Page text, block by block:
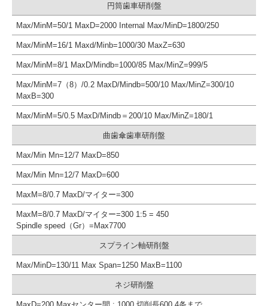
円筒歯車研削盤
Max/MinM=50/1 MaxD=2000 Internal Max/MinD=1800/250
Max/MinM=16/1 Maxd/Minb=1000/30 MaxZ=630
Max/MinM=8/1 MaxD/Mindb=1000/85 Max/MinZ=999/5
Max/MinM=7（8）/0.2 MaxD/Mindb=500/10 Max/MinZ=300/10
MaxB=300
Max/MinM=5/0.5 MaxD/Mindb＝200/10 Max/MinZ=180/1
曲歯傘歯車研削盤
Max/Min Mn=12/7 MaxD=850
Max/Min Mn=12/7 MaxD=600
MaxM=8/0.7 MaxD/マイター=300
MaxM=8/0.7 MaxD/マイター=300 1:5 = 450
Spindle speed（Gr）=Max7700
スプライン軸研削盤
Max/MinD=130/11 Max Span=1250 MaxB=1100
ネジ研削盤